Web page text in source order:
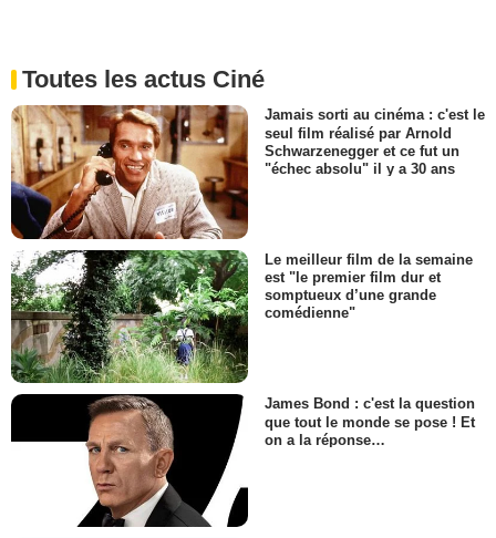
Toutes les actus Ciné
Jamais sorti au cinéma : c'est le
seul film réalisé par Arnold
Schwarzenegger et ce fut un
"échec absolu" il y a 30 ans
Le meilleur film de la semaine
est "le premier film dur et
somptueux d’une grande
comédienne"
James Bond : c'est la question
que tout le monde se pose ! Et
on a la réponse…